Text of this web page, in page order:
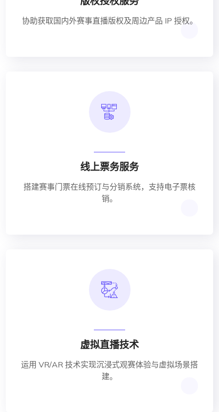
协助获取国内外赛事直播版权及周边产品 IP 授权。
线上票务服务
搭建赛事门票在线预订与分销系统，支持电子票核
销。
虚拟直播技术
运用 VR/AR 技术实现沉浸式观赛体验与虚拟场景搭
建。